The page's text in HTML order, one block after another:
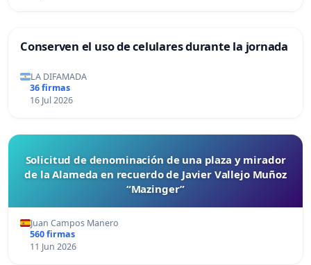
Conserven el uso de celulares durante la jornada
LA DIFAMADA
36 firmas
16 Jul 2026
Solicitud de denominación de una plaza y mirador
de la Alameda en recuerdo de Javier Vallejo Muñoz
“Mazinger”
Juan Campos Manero
560 firmas
11 Jun 2026